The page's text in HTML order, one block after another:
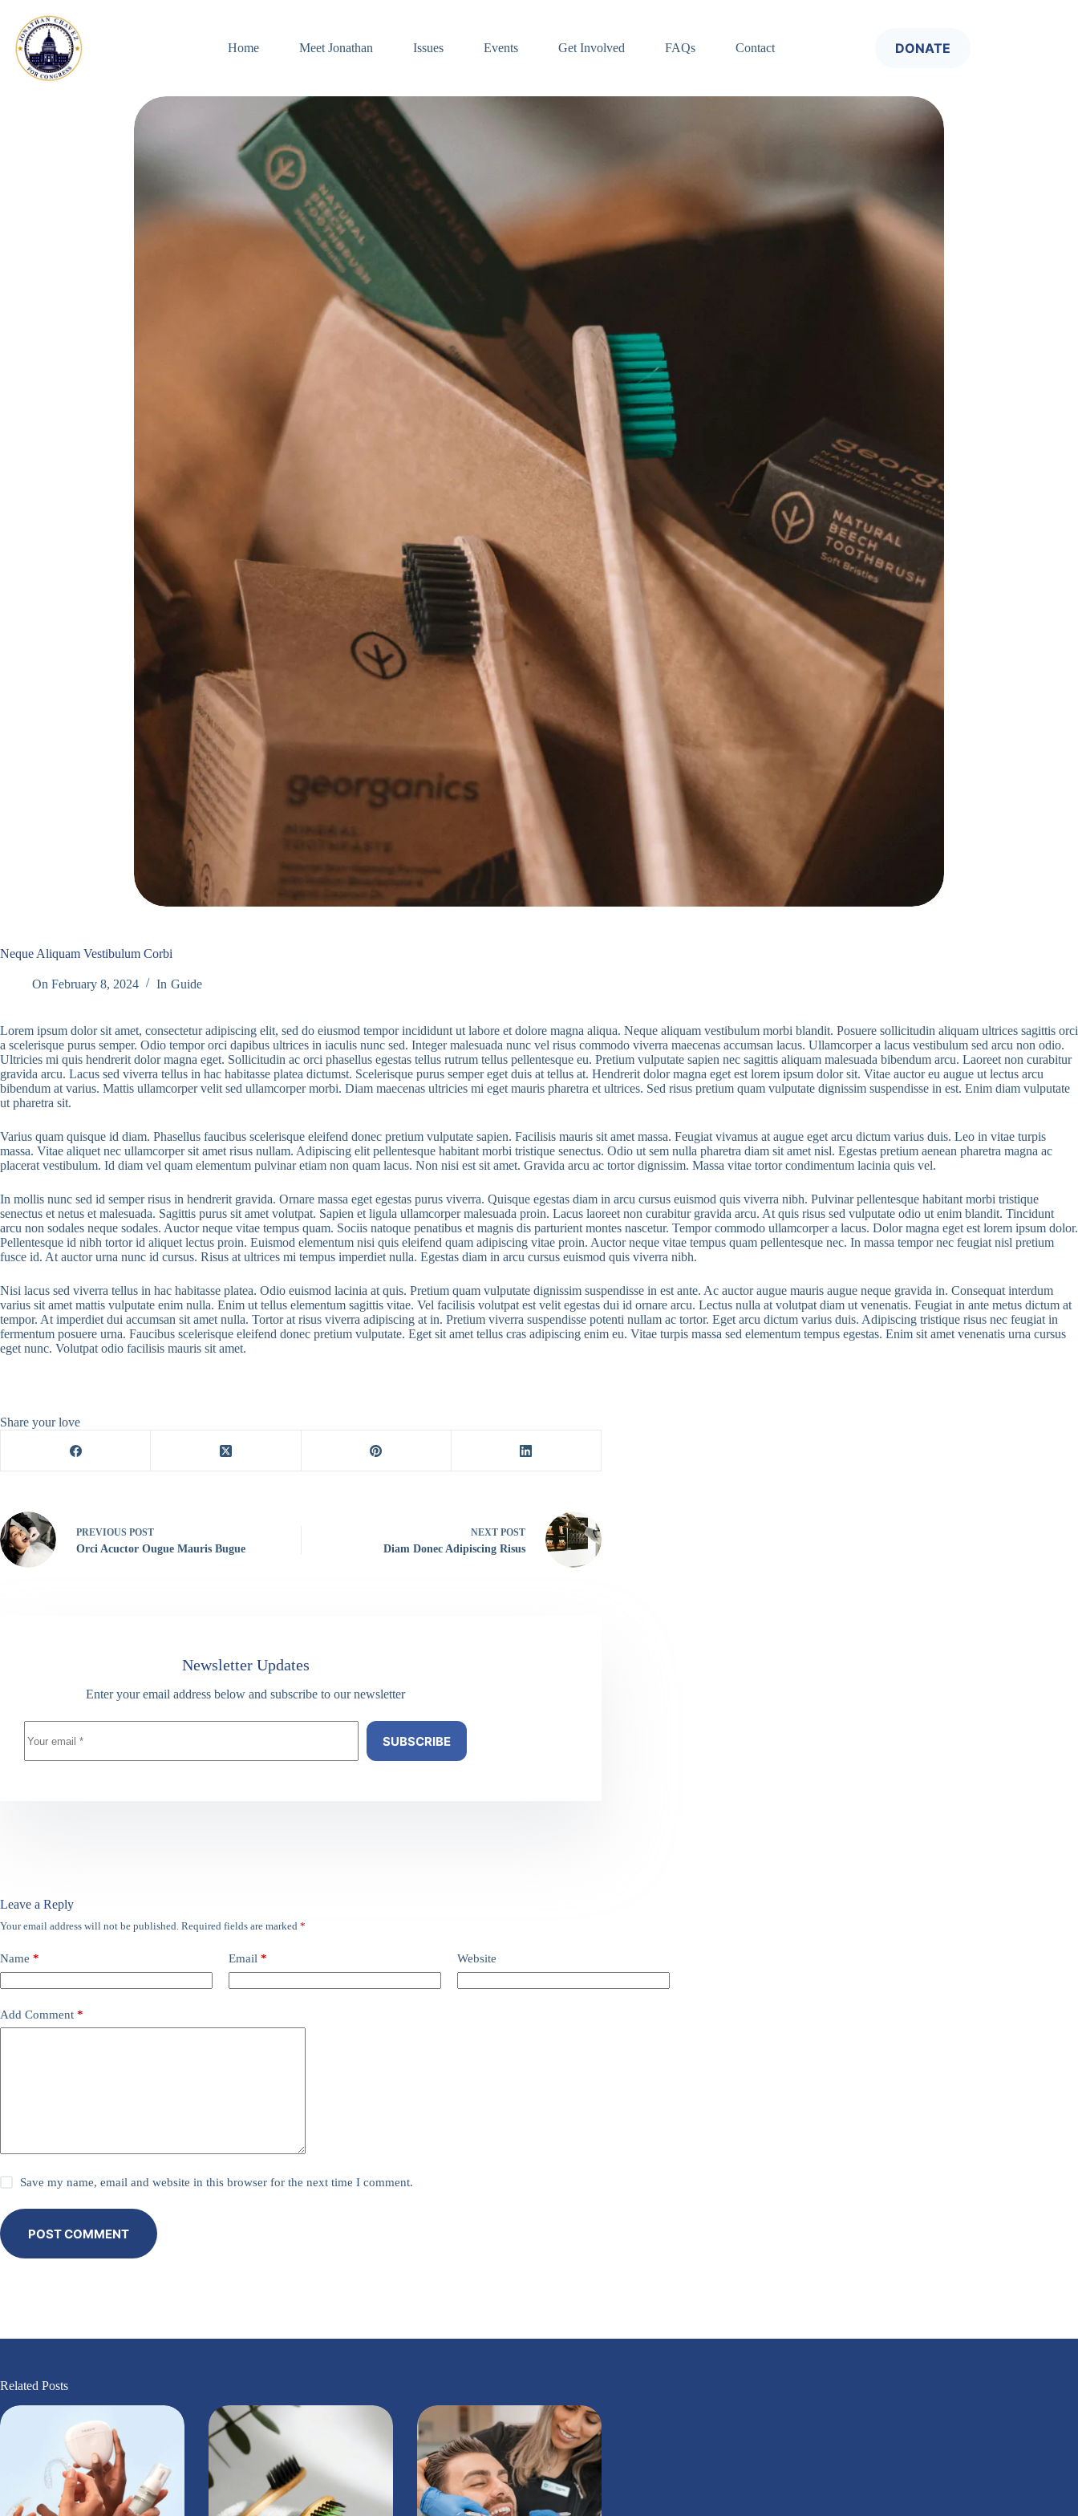
content
Home
Meet Jonathan Issues Events Get Involved FAQs Contact DONATE
Neque Aliquam Vestibulum Corbi
On February 8, 2024 In Guide
Lorem ipsum dolor sit amet, consectetur adipiscing elit, sed do eiusmod tempor incididunt ut labore et dolore magna aliqua. Neque aliquam vestibulum morbi blandit. Posuere sollicitudin aliquam ultrices sagittis orci
a scelerisque purus semper. Odio tempor orci dapibus ultrices in iaculis nunc sed. Integer malesuada nunc vel risus commodo viverra maecenas accumsan lacus. Ullamcorper a lacus vestibulum sed arcu non odio.
Ultricies mi quis hendrerit dolor magna eget. Sollicitudin ac orci phasellus egestas tellus rutrum tellus pellentesque eu. Pretium vulputate sapien nec sagittis aliquam malesuada bibendum arcu. Laoreet non curabitur
gravida arcu. Lacus sed viverra tellus in hac habitasse platea dictumst. Scelerisque purus semper eget duis at tellus at. Hendrerit dolor magna eget est lorem ipsum dolor sit. Vitae auctor eu augue ut lectus arcu
bibendum at varius. Mattis ullamcorper velit sed ullamcorper morbi. Diam maecenas ultricies mi eget mauris pharetra et ultrices. Sed risus pretium quam vulputate dignissim suspendisse in est. Enim diam vulputate
ut pharetra sit.
Varius quam quisque id diam. Phasellus faucibus scelerisque eleifend donec pretium vulputate sapien. Facilisis mauris sit amet massa. Feugiat vivamus at augue eget arcu dictum varius duis. Leo in vitae turpis
massa. Vitae aliquet nec ullamcorper sit amet risus nullam. Adipiscing elit pellentesque habitant morbi tristique senectus. Odio ut sem nulla pharetra diam sit amet nisl. Egestas pretium aenean pharetra magna ac
placerat vestibulum. Id diam vel quam elementum pulvinar etiam non quam lacus. Non nisi est sit amet. Gravida arcu ac tortor dignissim. Massa vitae tortor condimentum lacinia quis vel.
In mollis nunc sed id semper risus in hendrerit gravida. Ornare massa eget egestas purus viverra. Quisque egestas diam in arcu cursus euismod quis viverra nibh. Pulvinar pellentesque habitant morbi tristique
senectus et netus et malesuada. Sagittis purus sit amet volutpat. Sapien et ligula ullamcorper malesuada proin. Lacus laoreet non curabitur gravida arcu. At quis risus sed vulputate odio ut enim blandit. Tincidunt
arcu non sodales neque sodales. Auctor neque vitae tempus quam. Sociis natoque penatibus et magnis dis parturient montes nascetur. Tempor commodo ullamcorper a lacus. Dolor magna eget est lorem ipsum dolor.
Pellentesque id nibh tortor id aliquet lectus proin. Euismod elementum nisi quis eleifend quam adipiscing vitae proin. Auctor neque vitae tempus quam pellentesque nec. In massa tempor nec feugiat nisl pretium
fusce id. At auctor urna nunc id cursus. Risus at ultrices mi tempus imperdiet nulla. Egestas diam in arcu cursus euismod quis viverra nibh.
Nisi lacus sed viverra tellus in hac habitasse platea. Odio euismod lacinia at quis. Pretium quam vulputate dignissim suspendisse in est ante. Ac auctor augue mauris augue neque gravida in. Consequat interdum
varius sit amet mattis vulputate enim nulla. Enim ut tellus elementum sagittis vitae. Vel facilisis volutpat est velit egestas dui id ornare arcu. Lectus nulla at volutpat diam ut venenatis. Feugiat in ante metus dictum at
tempor. At imperdiet dui accumsan sit amet nulla. Tortor at risus viverra adipiscing at in. Pretium viverra suspendisse potenti nullam ac tortor. Eget arcu dictum varius duis. Adipiscing tristique risus nec feugiat in
fermentum posuere urna. Faucibus scelerisque eleifend donec pretium vulputate. Eget sit amet tellus cras adipiscing enim eu. Vitae turpis massa sed elementum tempus egestas. Enim sit amet venenatis urna cursus
eget nunc. Volutpat odio facilisis mauris sit amet.
Share your love
PREVIOUS POST
Orci Acuctor Ougue Mauris Bugue
NEXT POST
Diam Donec Adipiscing Risus
Newsletter Updates
Enter your email address below and subscribe to our newsletter
SUBSCRIBE
Leave a Reply
Your email address will not be published. Required fields are marked *
Name * Email * Website
Add Comment *
Save my name, email and website in this browser for the next time I comment.
POST COMMENT
Related Posts